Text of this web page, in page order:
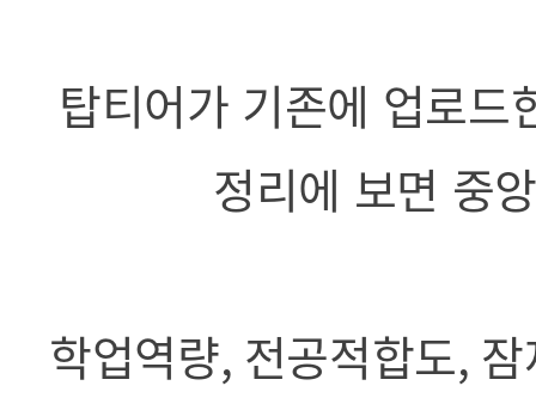
탑티어가 기존에 업로
정리에 보면 중
학업역량, 전공적합도,